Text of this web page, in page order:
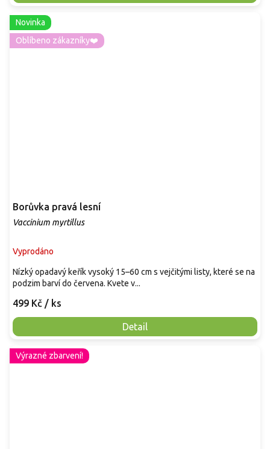
Novinka
Oblíbeno zákazníky❤️
Borůvka pravá lesní
Vaccinium myrtillus
Vyprodáno
499 Kč / ks
Detail
Nízký opadavý keřík vysoký 15–60 cm s vejčitými listy, které se na
podzim barví do červena. Kvete v...
Výrazné zbarvení!